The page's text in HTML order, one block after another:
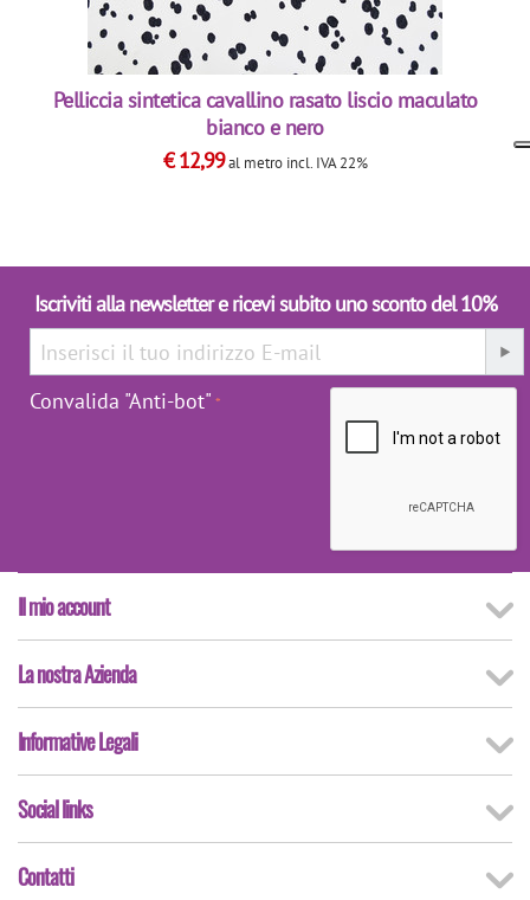
Pelliccia sintetica cavallino rasato liscio maculato
bianco e nero
€12,99 al metro incl. IVA 22%
Iscriviti alla newsletter e ricevi subito uno sconto del 10%
Convalida "Anti-bot"
Il mio account
La nostra Azienda
Informative Legali
Social links
Contatti